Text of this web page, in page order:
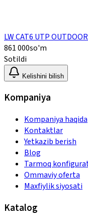
LW CAT6 UTP
861 000so'm
Sotildi
Kelishini bilish
Kompaniya
Kompaniya haqida
Kontaktlar
Yetkazib berish
Blog
Tarmoq
Ommaviy oferta
Maxfiylik siyosati
Katalog